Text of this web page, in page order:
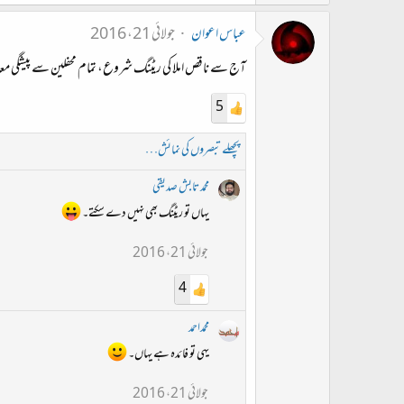
عباس اعوان
جولائی 21، 2016
آج سے ناقص املا کی ریٹنگ شروع، تمام محفلین سے پیشگی
5
پچھلے تبصروں کی نمائش…
محمد تابش صدیقی
یہاں تو ریٹنگ بھی نہیں دے سکتے۔
جولائی 21، 2016
4
محمداحمد
یہی تو فائدہ ہے یہاں۔
جولائی 21، 2016